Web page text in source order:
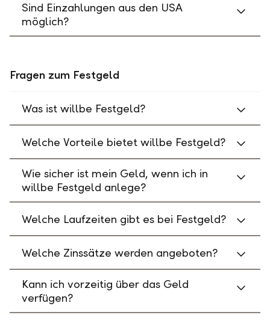
Sind Einzahlungen aus den USA
möglich?
Fragen zum Festgeld
Was ist willbe Festgeld?
Welche Vorteile bietet willbe Festgeld?
Wie sicher ist mein Geld, wenn ich in
willbe Festgeld anlege?
Welche Laufzeiten gibt es bei Festgeld?
Welche Zinssätze werden angeboten?
Kann ich vorzeitig über das Geld
verfügen?